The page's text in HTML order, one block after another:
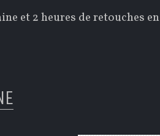
et 2 heures de retouches en